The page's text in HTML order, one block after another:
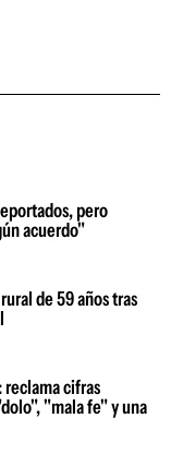
pero
acuerdo"
de 59 años tras
reclama cifras
"mala fe" y una